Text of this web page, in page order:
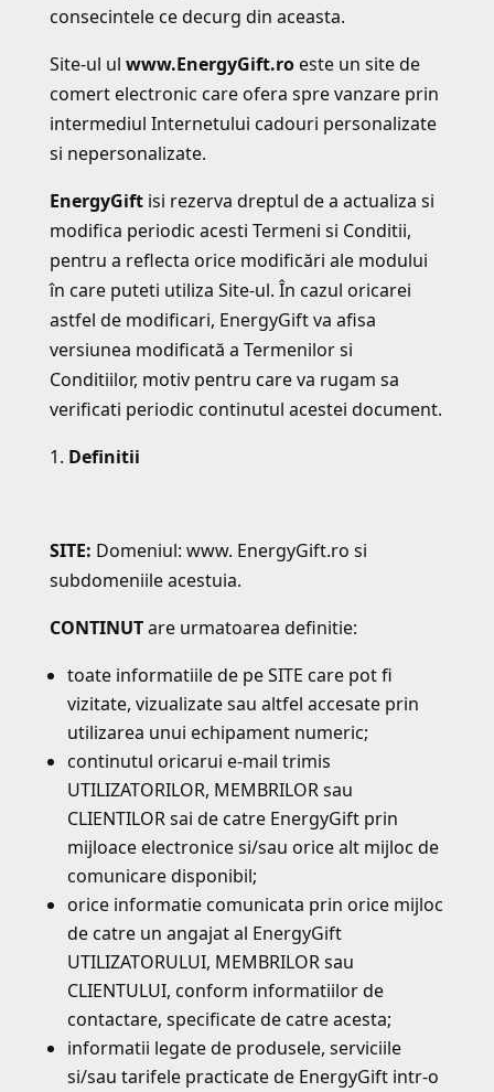
consecintele ce decurg din aceasta.
Site-ul ul www.EnergyGift.roeste un site de
comert electronic care ofera spre vanzare prin
intermediul Internetului cadouri personalizate
si nepersonalizate.
EnergyGiftisi rezerva dreptul de a actualiza si
modifica periodic acesti Termeni si Conditii,
pentru a reflecta orice modificări ale modului
în care puteti utiliza Site-ul. În cazul oricarei
astfel de modificari, EnergyGift va afisa
versiunea modificată a Termenilor si
Conditiilor, motiv pentru care va rugam sa
verificati periodic continutul acestei document.
Definitii
SITE: Domeniul: www. EnergyGift.ro si
subdomeniile acestuia.
CONTINUTare urmatoarea definitie:
toate informatiile de pe SITE care pot fi
vizitate, vizualizate sau altfel accesate prin
utilizarea unui echipament numeric;
continutul oricarui e-mail trimis
UTILIZATORILOR, MEMBRILOR sau
CLIENTILOR sai de catre EnergyGift prin
mijloace electronice si/sau orice alt mijloc de
comunicare disponibil;
orice informatie comunicata prin orice mijloc
de catre un angajat al EnergyGift
UTILIZATORULUI, MEMBRILOR sau
CLIENTULUI, conform informatiilor de
contactare, specificate de catre acesta;
informatii legate de produsele, serviciile
si/sau tarifele practicate de EnergyGift intr-o